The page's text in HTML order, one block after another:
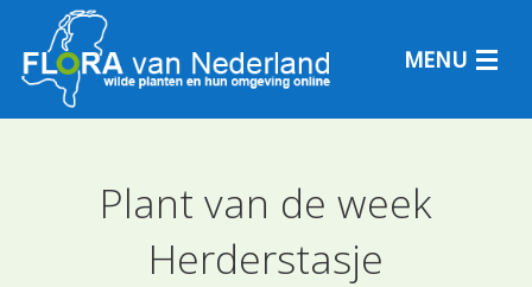
MENU
PlantensoortenPlant van de week
Herderstasje